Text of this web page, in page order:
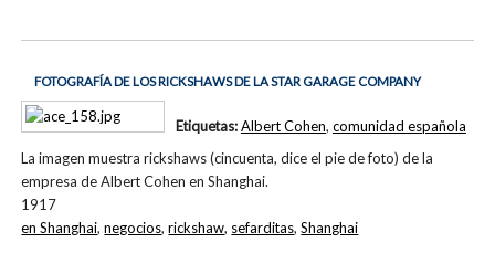
FOTOGRAFÍA DE LOS RICKSHAWS DE LA STAR GARAGE COMPANY
La imagen muestra rickshaws (cincuenta, dice el pie de foto) de la
empresa de Albert Cohen en Shanghai.
1917
Etiquetas:Albert Cohen, comunidad española
en Shanghai,negocios,rickshaw, sefarditas,Shanghai